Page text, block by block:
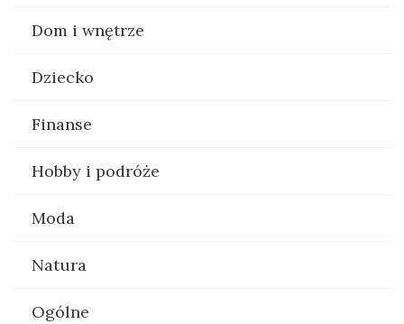
Dom i wnętrze
Dziecko
Finanse
Hobby i podróże
Moda
Natura
Ogólne